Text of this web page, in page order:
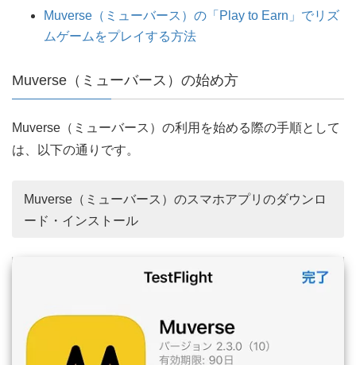
Muverse（ミューバース）の「Play to Earn」でリズ
ムゲームをプレイする方法
Muverse（ミューバース）の始め方
Muverse（ミューバース）の利用を始める際の手順として
は、以下の通りです。
Muverse（ミューバース）のスマホアプリのダウンロ
ード・インストール